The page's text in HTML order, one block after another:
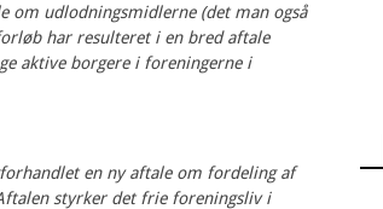
om udlodningsmidlerne (det man også
har resulteret i en bred aftale
aktive borgere i foreningerne i
en ny aftale om fordeling af
styrker det frie foreningsliv i